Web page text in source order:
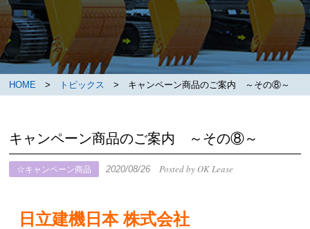
HOME > トピックス > キャンペーン商品のご案内 ～その⑧～
キャンペーン商品のご案内 ～その⑧～
☆キャンペーン商品 2020/08/26Posted by OK Lease
日立建機日本 株式会社